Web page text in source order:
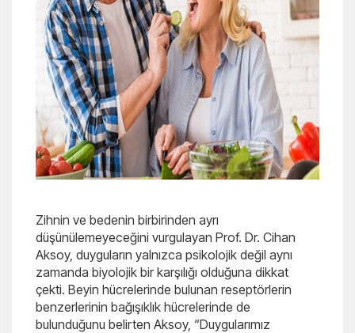
Zihnin ve bedenin birbirinden ayrı
düşünülemeyeceğini vurgulayan Prof. Dr. Cihan
Aksoy, duyguların yalnızca psikolojik değil aynı
zamanda biyolojik bir karşılığı olduğuna dikkat
çekti. Beyin hücrelerinde bulunan reseptörlerin
benzerlerinin bağışıklık hücrelerinde de
bulunduğunu belirten Aksoy, “Duygularımız